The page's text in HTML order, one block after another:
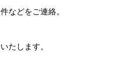
などをご連絡。
たします。